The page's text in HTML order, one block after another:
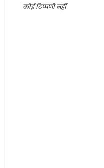
कोई टिप्पणी नहीं